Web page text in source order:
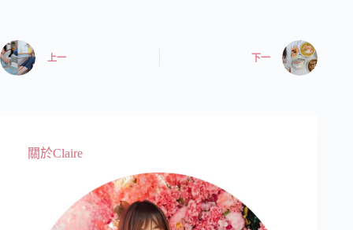
上一 下一
關於Claire